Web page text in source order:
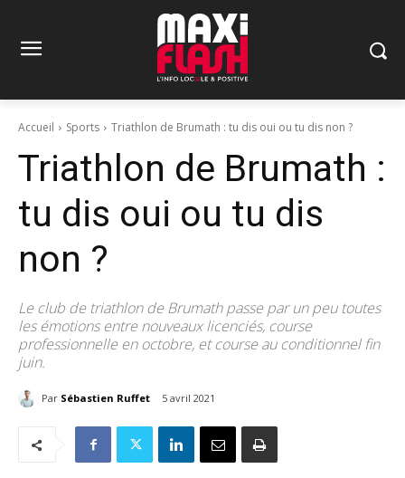
Accueil Sports Triathlon de Brumath : tu dis oui ou tu dis non ?
Triathlon de Brumath :
tu dis oui ou tu dis
non ?
Le club de triathlon de Brumath passe par un peu toutes
les émotions entre nouveaux licenciés, course
professionnelle en octobre, et course au conditionnel fin
juin.
Par Sébastien Ruffet 5 avril 2021